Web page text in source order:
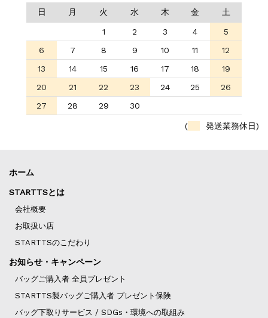
日 月 火 水 木 金 土
1 2 3 4
5
6
7 8 9 10 11
12
13
14 15 16 17 18
19
20
21 22 23 24 25
26
27
28 29 30
( 発送業務休日)
ホーム
STARTTSとは
会社概要
お取扱い店
STARTTSのこだわり
お知らせ・キャンペーン
バッグご購入者 全員プレゼント
STARTTS製バッグご購入者 プレゼント保険
バッグ下取りサービス / SDGs・環境への取組み